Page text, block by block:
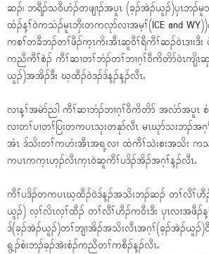
ဆၣ်၊ ဘရီၣ်သ၀ီဟံၣ်တဖျၢၣ်အပူၤ (ခ့ၣ်အဲၣ်ယူၣ်)ၦၤဘၣ်
ထံၣ်န့ၢ်၀ဲကသံၣ်မူၤဘှီးတကလုာ်လၢအမ့ၢ်(ICE and WY))က
ကစၢ်တခီဘၣ်တၢ်ဖီၣ်က့ၤကိးအီၤဆူ၀ီၢ်ရီကီၢ်ဆၣ်၀ဲၤဒၢးဒီး
ကညီကီၢ်စဲၣ် ကီၢ်ဆၢတၢ်ဘံၣ်တၢ်ဘၢဂ့ၢ်၀ီကိတိာ်၀ဲၤကျိၤ
ယူၣ်)အအိၣ်ဒီး ဃ့ထီၣ်၀ဲဒၣ်ဒ်န့ၣ်န့ၣ်လီၤႉ
လၢန့ၢ်အမဲာ်ညါ ကီၢ်ဆၢဘံၣ်ဘၢဂ့ၢ်၀ီကိတိာ် အလံာ်အပူၤ
လၢတၢ်ပၢတၢ်ပြးတကပၤသုးတနုာ်လီၤ မၤဃုာ်သးဘၣ်အဂ့
အံၤ ဒ်သိးတၢ်ကဟံးအီၤအရ့လၢ ထံကီၢ်သဲးစးအသိး က
ကပၤကက့ၤဟ့ၣ်လီၤက့ၤ၀ဲဆူကီၢ်ပဒိၣ်အိၣ်အဂ့ၢ်န့ၣ်လီၤႉ
ကီၢ်ပဒိၣ်တကပၤဃ့ထီၣ်၀ဲဒ်န့ၣ်အသိးဘၣ်ဆၣ် တၢ်လီၢ်ဟီၣ်
ယူၣ်) လ့ၢ်လိၤလ့ၢ်ထီၣ် တၢ်လီၢ်ဟီၣ်က၀ီၤဒီး ၦၤလၢအဖီၣ်
ဒ်(ခ့ၣ်အဲၣ်ယူၣ်)တၢ်ဘျၢအိၣ်အသိးလီၤအဂ့ၢ်(ခ့ၣ်အဲၣ်ယူၣ်)၀ီ
ရွ့ၣ်စံးဘၣ်ခ့ၣ်အဲးစံၣ်ကညီတၢ်ကစီၣ်န့ၣ်လီၤႉ